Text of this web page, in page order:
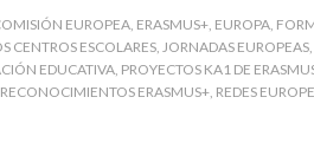
EUROPEA, ERASMUS+, EUROPA,
CENTROS ESCOLARES, JORNADAS EUROPEAS,
EDUCATIVA, PROYECTOS KA1 DE
RECONOCIMIENTOS ERASMUS+, REDES